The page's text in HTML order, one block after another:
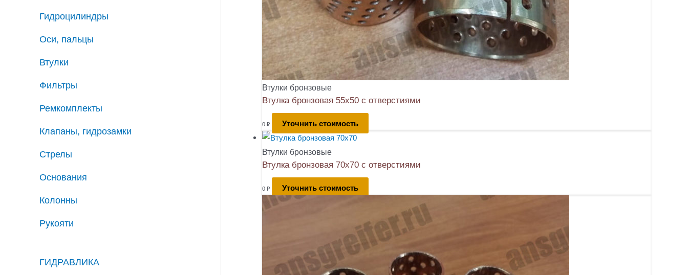
Гидроцилиндры
Оси, пальцы
Втулки
Фильтры
Ремкомплекты
Клапаны, гидрозамки
Стрелы
Основания
Колонны
Рукояти
ГИДРАВЛИКА
Втулки бронзовые
Втулка бронзовая 55х50 с отверстиями
0 ₽ Уточнить стоимость
Втулки бронзовые
Втулка бронзовая 70х70 с отверстиями
0 ₽ Уточнить стоимость